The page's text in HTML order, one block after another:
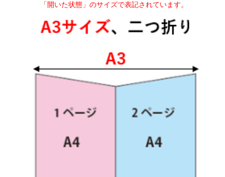
「開いた状態」のサイズで表記されています。